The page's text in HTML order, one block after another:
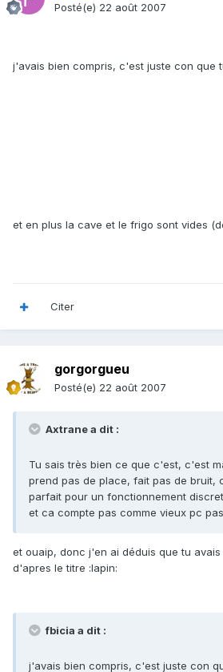
Posté(e) 22 août 2007
j'avais bien compris, c'est juste con que
et en plus la cave et le frigo sont vides
Citer
gorgorgueu
Posté(e) 22 août 2007
Axtrane a dit :
Tu sais très bien ce que c'est, c'est
prend pas de place, fait pas de bruit,
parfait pour un fonctionnement
et ca compte pas comme vieux pc
et ouaip, donc j'en ai déduis que tu
d'apres le titre :lapin:
fbicia a dit :
j'avais bien compris, c'est juste con